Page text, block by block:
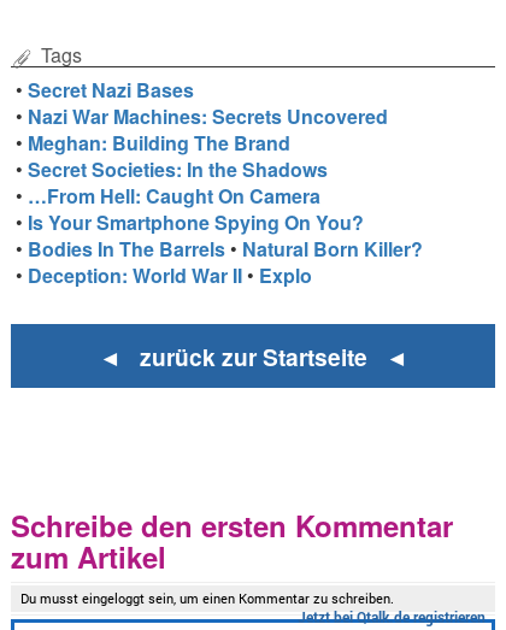
Tags
•Secret Nazi Bases
• Nazi War Machines: Secrets Uncovered
• Meghan: Building The Brand
•Secret Societies: In the Shadows
• …From Hell: Caught On Camera
• Is Your Smartphone Spying On You?
• Bodies In The Barrels • Natural Born Killer?
• Deception: World War II • Explo
◄ zurück zur Startseite ◄
Schreibe den ersten Kommentar
zum Artikel